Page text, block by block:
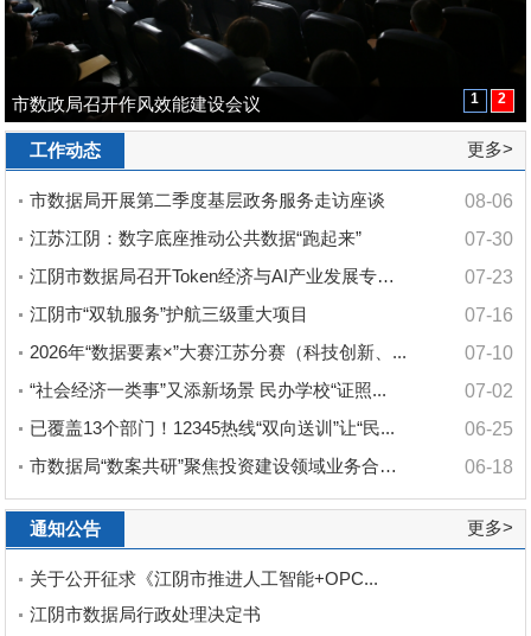
聚焦数字赋能 聚力改革创新 奋力...
市数政局召开作风效能建设会议 1 2
工作动态 更多>
市数据局开展第二季度基层政务服务走访座谈
08-06
江苏江阴：数字底座推动公共数据“跑起来”
07-30
江阴市数据局召开Token经济与AI产业发展专题座...
07-23
江阴市“双轨服务”护航三级重大项目
07-16
2026年“数据要素×”大赛江苏分赛（科技创新、...
07-10
“社会经济一类事”又添新场景 民办学校“证照...
07-02
已覆盖13个部门！12345热线“双向送训”让“民...
06-25
市数据局“数案共研”聚焦投资建设领域业务合规...
06-18
通知公告 更多>
关于公开征求《江阴市推进人工智能+OPC...
江阴市数据局行政处理决定书